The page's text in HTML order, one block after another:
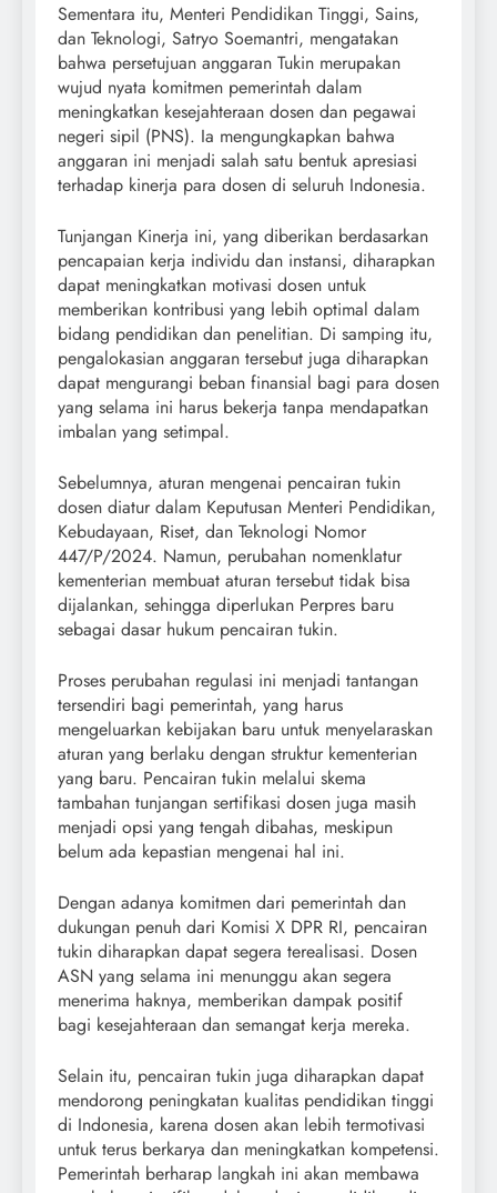
Sementara itu, Menteri Pendidikan Tinggi, Sains,
dan Teknologi, Satryo Soemantri, mengatakan
bahwa persetujuan anggaran Tukin merupakan
wujud nyata komitmen pemerintah dalam
meningkatkan kesejahteraan dosen dan pegawai
negeri sipil (PNS). Ia mengungkapkan bahwa
anggaran ini menjadi salah satu bentuk apresiasi
terhadap kinerja para dosen di seluruh Indonesia.
Tunjangan Kinerja ini, yang diberikan berdasarkan
pencapaian kerja individu dan instansi, diharapkan
dapat meningkatkan motivasi dosen untuk
memberikan kontribusi yang lebih optimal dalam
bidang pendidikan dan penelitian. Di samping itu,
pengalokasian anggaran tersebut juga diharapkan
dapat mengurangi beban finansial bagi para dosen
yang selama ini harus bekerja tanpa mendapatkan
imbalan yang setimpal.
Sebelumnya, aturan mengenai pencairan tukin
dosen diatur dalam Keputusan Menteri Pendidikan,
Kebudayaan, Riset, dan Teknologi Nomor
447/P/2024. Namun, perubahan nomenklatur
kementerian membuat aturan tersebut tidak bisa
dijalankan, sehingga diperlukan Perpres baru
sebagai dasar hukum pencairan tukin.
Proses perubahan regulasi ini menjadi tantangan
tersendiri bagi pemerintah, yang harus
mengeluarkan kebijakan baru untuk menyelaraskan
aturan yang berlaku dengan struktur kementerian
yang baru. Pencairan tukin melalui skema
tambahan tunjangan sertifikasi dosen juga masih
menjadi opsi yang tengah dibahas, meskipun
belum ada kepastian mengenai hal ini.
Dengan adanya komitmen dari pemerintah dan
dukungan penuh dari Komisi X DPR RI, pencairan
tukin diharapkan dapat segera terealisasi. Dosen
ASN yang selama ini menunggu akan segera
menerima haknya, memberikan dampak positif
bagi kesejahteraan dan semangat kerja mereka.
Selain itu, pencairan tukin juga diharapkan dapat
mendorong peningkatan kualitas pendidikan tinggi
di Indonesia, karena dosen akan lebih termotivasi
untuk terus berkarya dan meningkatkan kompetensi.
Pemerintah berharap langkah ini akan membawa